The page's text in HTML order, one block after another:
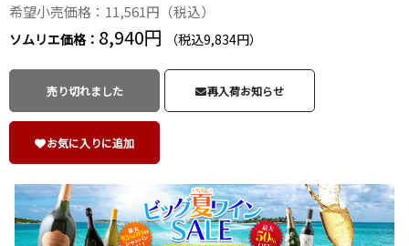
希望小売価格：11,561円（税込）
ソムリエ価格： 8,940円 （税込9,834円）
売り切れました 再入荷お知らせ
お気に入りに追加